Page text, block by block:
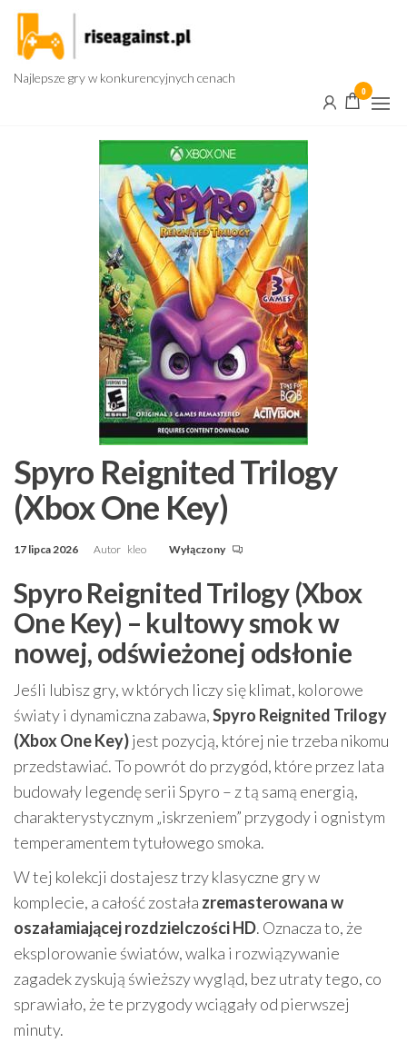
Przejdź
treści
Najlepsze gry w konkurencyjnych cenach
0
Spyro Reignited Trilogy
(Xbox One Key)
17 lipca 2026 Autor kleo Wyłączony
Spyro Reignited Trilogy (Xbox
One Key) – kultowy smok w
nowej, odświeżonej odsłonie
Jeśli lubisz gry, w których liczy się klimat, kolorowe
światy i dynamiczna zabawa,Spyro Reignited Trilogy
(Xbox One Key)jest pozycją, której nie trzeba nikomu
przedstawiać. To powrót do przygód, które przez lata
budowały legendę serii Spyro – z tą samą energią,
charakterystycznym „iskrzeniem” przygody i ognistym
temperamentem tytułowego smoka.
W tej kolekcji dostajesz trzy klasyczne gry w
komplecie, a całość została zremasterowana w
oszałamiającej rozdzielczości HD. Oznacza to, że
eksplorowanie światów, walka i rozwiązywanie
zagadek zyskują świeższy wygląd, bez utraty tego, co
sprawiało, że te przygody wciągały od pierwszej
minuty.